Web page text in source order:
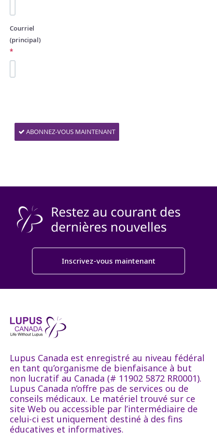
Courriel
(principal)
*
ABONNEZ-VOUS MAINTENANT
Inscrivez-vous maintenant
Lupus Canada est enregistré au niveau fédéral
en tant qu’organisme de bienfaisance à but
non lucratif au Canada (# 11902 5872 RR0001).
Lupus Canada n’offre pas de services ou de
conseils médicaux. Le matériel trouvé sur ce
site Web ou accessible par l’intermédiaire de
celui-ci est uniquement destiné à des fins
éducatives et informatives.